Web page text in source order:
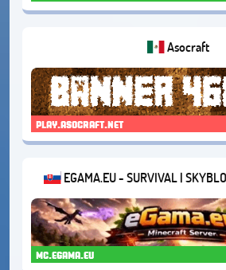
Asocraft
play.asocraft.net
EGAMA.EU - SURVIVAL |
1.21.11
mc.egama.eu